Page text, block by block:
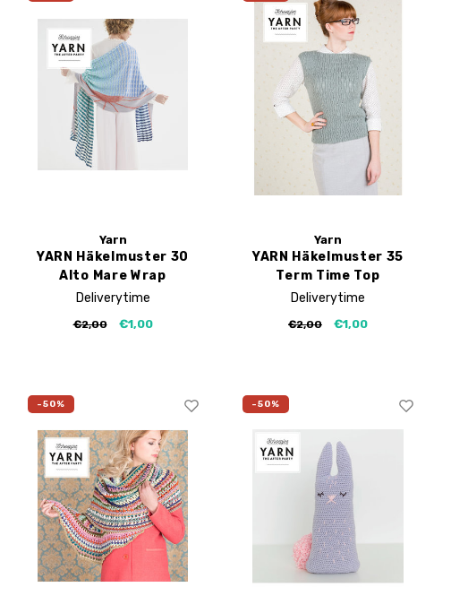
Yarn
YARN Häkelmuster 30
Alto Mare Wrap
Deliverytime
€2,00 €1,00
Yarn
YARN Häkelmuster 35
Term Time Top
Deliverytime
€2,00 €1,00
-50% -50%